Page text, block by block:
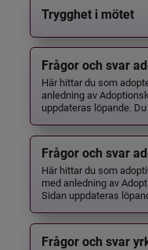
Trygghet i mötet
Frågor och svar
Här hittar du som
anledning av
uppdateras löpande.
Frågor och svar
Här hittar du som
med anledning av
Sidan uppdateras
Frågor och svar